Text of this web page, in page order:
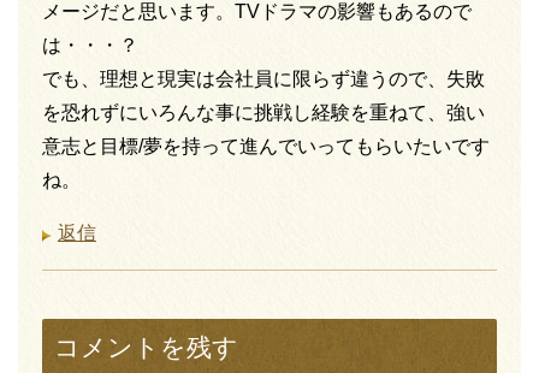
メージだと思います。TVドラマの影響もあるので
は・・・？
でも、理想と現実は会社員に限らず違うので、失敗
を恐れずにいろんな事に挑戦し経験を重ねて、強い
意志と目標/夢を持って進んでいってもらいたいです
ね。
返信
コメントを残す